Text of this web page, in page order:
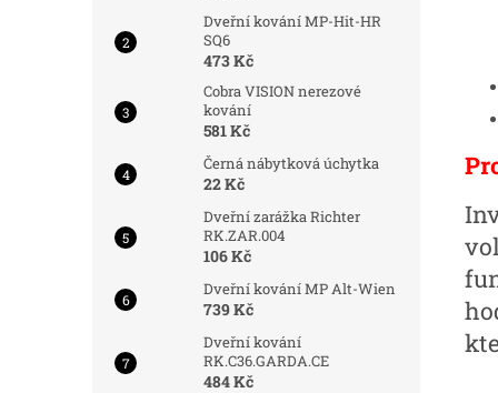
Dveřní kování MP-Hit-HR
SQ6
473 Kč
Cobra VISION nerezové
kování
581 Kč
Černá nábytková úchytka
22 Kč
Dveřní zarážka Richter
RK.ZAR.004
106 Kč
Dveřní kování MP Alt-Wien
739 Kč
Dveřní kování
RK.C36.GARDA.CE
484 Kč